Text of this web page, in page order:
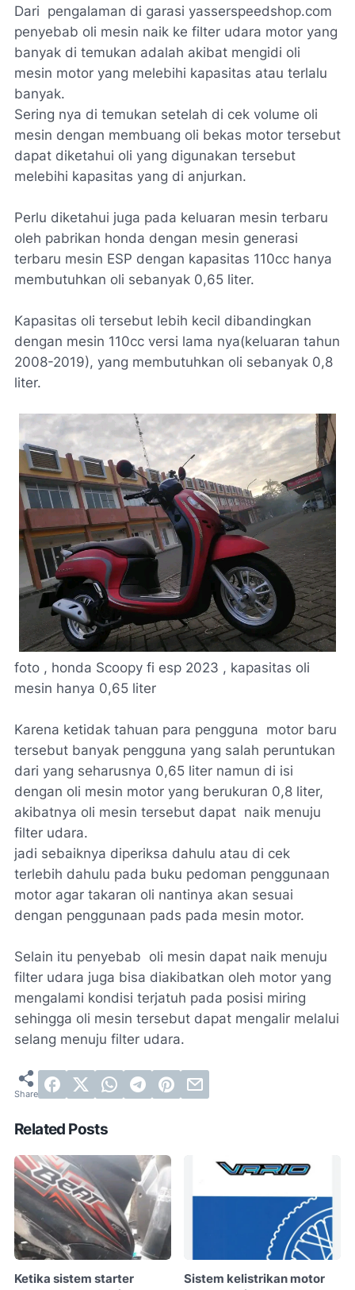
Dari pengalaman di garasi yasserspeedshop.com
penyebab oli mesin naik ke filter udara motor yang
banyak di temukan adalah akibat mengidi oli
mesin motor yang melebihi kapasitas atau terlalu
banyak.
Sering nya di temukan setelah di cek volume oli
mesin dengan membuang oli bekas motor tersebut
dapat diketahui oli yang digunakan tersebut
melebihi kapasitas yang di anjurkan.
Perlu diketahui juga pada keluaran mesin terbaru
oleh pabrikan honda dengan mesin generasi
terbaru mesin ESP dengan kapasitas 110cc hanya
membutuhkan oli sebanyak 0,65 liter.
Kapasitas oli tersebut lebih kecil dibandingkan
dengan mesin 110cc versi lama nya(keluaran tahun
2008-2019), yang membutuhkan oli sebanyak 0,8
liter.
foto , honda Scoopy fi esp 2023 , kapasitas oli
mesin hanya 0,65 liter
Karena ketidak tahuan para pengguna motor baru
tersebut banyak pengguna yang salah peruntukan
dari yang seharusnya 0,65 liter namun di isi
dengan oli mesin motor yang berukuran 0,8 liter,
akibatnya oli mesin tersebut dapat naik menuju
filter udara.
jadi sebaiknya diperiksa dahulu atau di cek
terlebih dahulu pada buku pedoman penggunaan
motor agar takaran oli nantinya akan sesuai
dengan penggunaan pads pada mesin motor.
Selain itu penyebab oli mesin dapat naik menuju
filter udara juga bisa diakibatkan oleh motor yang
mengalami kondisi terjatuh pada posisi miring
sehingga oli mesin tersebut dapat mengalir melalui
selang menuju filter udara.
Related Posts
Ketika sistem starter
Sistem kelistrikan motor